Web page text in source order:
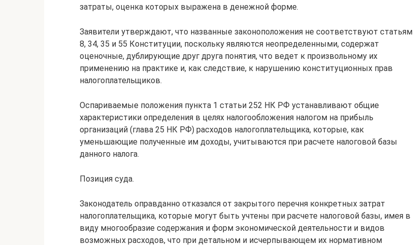
затраты, оценка которых выражена в денежной форме.
Заявители утверждают, что названные законоположения не соответствуют статьям
8, 34, 35 и 55 Конституции, поскольку являются неопределенными, содержат
оценочные, дублирующие друг друга понятия, что ведет к произвольному их
применению на практике и, как следствие, к нарушению конституционных прав
налогоплательщиков.
Оспариваемые положения пункта 1 статьи 252 НК РФ устанавливают общие
характеристики определения в целях налогообложения налогом на прибыль
организаций (глава 25 НК РФ) расходов налогоплательщика, которые, как
уменьшающие полученные им доходы, учитываются при расчете налоговой базы
данного налога.
Позиция суда.
Законодатель оправданно отказался от закрытого перечня конкретных затрат
налогоплательщика, которые могут быть учтены при расчете налоговой базы, имея в
виду многообразие содержания и форм экономической деятельности и видов
возможных расходов, что при детальном и исчерпывающем их нормативном